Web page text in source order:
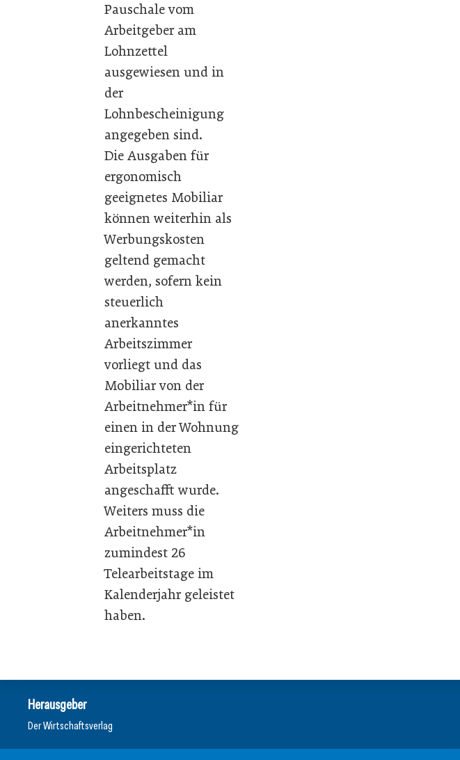
Pauschale vom
Arbeitgeber am
Lohnzettel
ausgewiesen und in
der
Lohnbescheinigung
angegeben sind.
Die Ausgaben für
ergonomisch
geeignetes Mobiliar
können weiterhin als
Werbungskosten
geltend gemacht
werden, sofern kein
steuerlich
anerkanntes
Arbeitszimmer
vorliegt und das
Mobiliar von der
Arbeitnehmer*in für
einen in der Wohnung
eingerichteten
Arbeitsplatz
angeschafft wurde.
Weiters muss die
Arbeitnehmer*in
zumindest 26
Telearbeitstage im
Kalenderjahr geleistet
haben.
Herausgeber
Der Wirtschaftsverlag